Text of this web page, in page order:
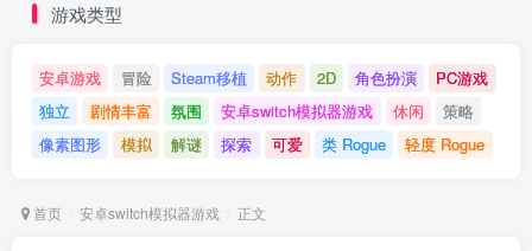
游戏类型
安卓游戏 冒险 Steam移植 动作 2D 角色扮演
PC游戏
独立
剧情丰富 氛围 安卓switch模拟器游戏 休闲
策略
像素图形
模拟 解谜 探索 可爱 类 Rogue 轻度 Rogue
首页 安卓switch模拟器游戏 正文